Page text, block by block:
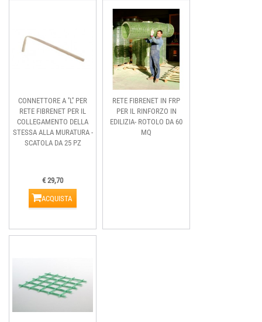
CONNETTORE A ''L'' PER
RETE FIBRENET PER IL
COLLEGAMENTO DELLA
STESSA ALLA MURATURA -
SCATOLA DA 25 PZ
€ 29,70
ACQUISTA
RETE FIBRENET IN FRP
PER IL RINFORZO IN
EDILIZIA- ROTOLO DA 60
MQ